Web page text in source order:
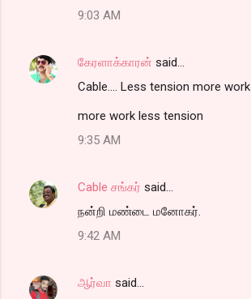
9:03 AM
கேரளாக்காரன் said…
Cable.... Less tension more work
more work less tension
9:35 AM
Cable சங்கர் said…
நன்றி மண்டை மனோகர்.
9:42 AM
ஆர்வா said…